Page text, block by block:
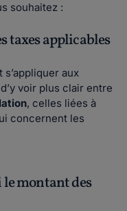
souhaitez :
taxes applicables
aux
voir plus clair entre
, celles liées à
concernent les
montant des